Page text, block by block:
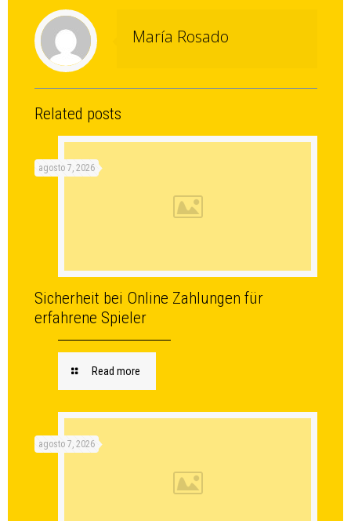
María Rosado
Related posts
agosto 7, 2026
Sicherheit bei Online Zahlungen für
erfahrene Spieler
Read more
agosto 7, 2026